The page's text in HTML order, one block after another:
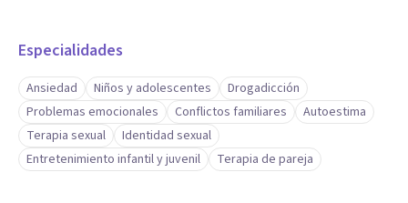
Especialidades
Ansiedad Niños y adolescentes
Drogadicción
Problemas emocionales
Conflictos familiares
Autoestima
Terapia sexual
Identidad sexual
Entretenimiento infantil y juvenil
Terapia de pareja